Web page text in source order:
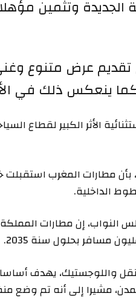
الجديدة وتثمين
تقديم عرض متنوع
كما ينعكس ذلك في
الأثر الكبير لقطاع
إن مطارات
واللوجستيك، يهدف
والمدن، مشيرا إلى أنه تم